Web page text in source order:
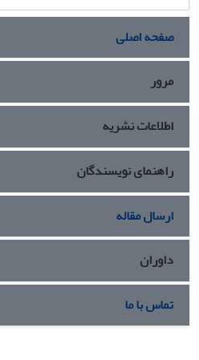
صفحه اصلی
مرور
اطلاعات نشریه
راهنمای نویسندگان
ارسال مقاله
داوران
تماس با ما